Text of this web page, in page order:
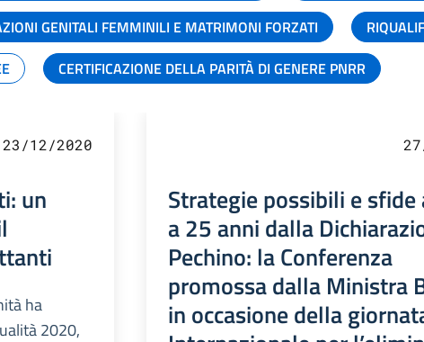
GENITALI FEMMINILI E MATRIMONI FORZATI
CERTIFICAZIONE DELLA PARITÀ DI GENERE PNRR
23/12/2020
un
ha
2020,
Strategie possibili e sfide
a 25 anni dalla
Pechino: la Conferenza
promossa dalla Ministra
in occasione della